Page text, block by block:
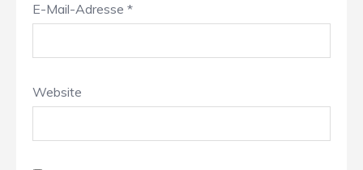
E-Mail-Adresse *
Website